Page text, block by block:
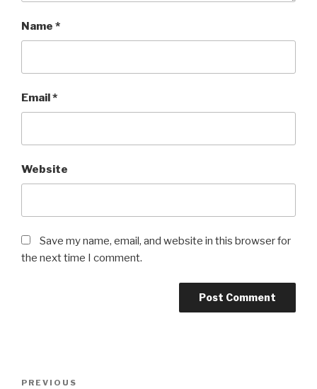
Name *
Email*
Website
Save my name, email, and website in this browser for
the next time I comment.
Previous
PREVIOUS